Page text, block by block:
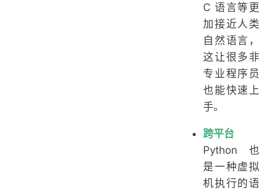
C 语言等更
加接近人类
自然语言，
这让很多非
专业程序员
也能快速上
手。
跨平台
Python 也
是一种虚拟
机执行的语